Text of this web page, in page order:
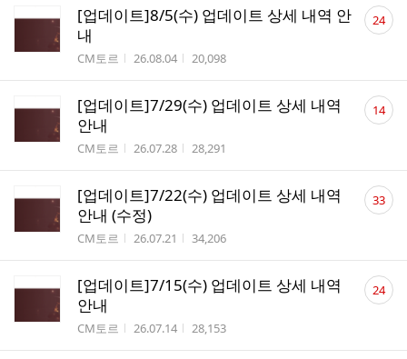
[업데이트]8/5(수) 업데이트 상세 내역 안
내
작성자
CM토르 작성시간
26.08.04 조회수
20,098
댓
글24
[업데이트]7/29(수) 업데이트 상세 내역
안내
작성자
CM토르 작성시간
26.07.28 조회수
28,291
댓
글14
[업데이트]7/22(수) 업데이트 상세 내역
안내 (수정)
작성자
CM토르 작성시간
26.07.21 조회수
34,206
댓
글33
[업데이트]7/15(수) 업데이트 상세 내역
안내
작성자
CM토르 작성시간
26.07.14 조회수
28,153
댓
글24